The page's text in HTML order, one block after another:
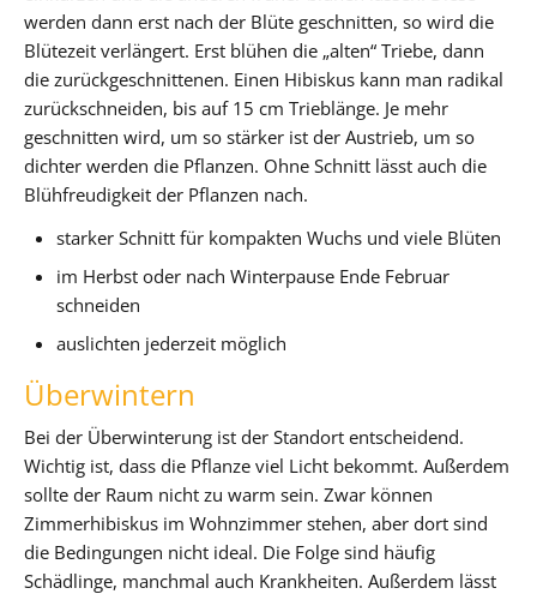
werden dann erst nach der Blüte geschnitten, so wird die
Blütezeit verlängert. Erst blühen die „alten“ Triebe, dann
die zurückgeschnittenen. Einen Hibiskus kann man radikal
zurückschneiden, bis auf 15 cm Trieblänge. Je mehr
geschnitten wird, um so stärker ist der Austrieb, um so
dichter werden die Pflanzen. Ohne Schnitt lässt auch die
Blühfreudigkeit der Pflanzen nach.
starker Schnitt für kompakten Wuchs und viele Blüten
im Herbst oder nach Winterpause Ende Februar
schneiden
auslichten jederzeit möglich
Überwintern
Bei der Überwinterung ist der Standort entscheidend.
Wichtig ist, dass die Pflanze viel Licht bekommt. Außerdem
sollte der Raum nicht zu warm sein. Zwar können
Zimmerhibiskus im Wohnzimmer stehen, aber dort sind
die Bedingungen nicht ideal. Die Folge sind häufig
Schädlinge, manchmal auch Krankheiten. Außerdem lässt